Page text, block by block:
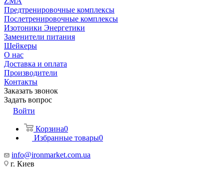
Предтренировочные комплексы
Послетренировочные комплексы
Изотоники Энергетики
Заменители питания
Шейкеры
О нас
Доставка и оплата
Производители
Контакты
Заказать звонок
Задать вопрос
Войти
Корзина0
Избранные товары0
info@ironmarket.com.ua
г. Киев